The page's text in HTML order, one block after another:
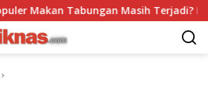
Makan Tabungan Masih Terjadi?